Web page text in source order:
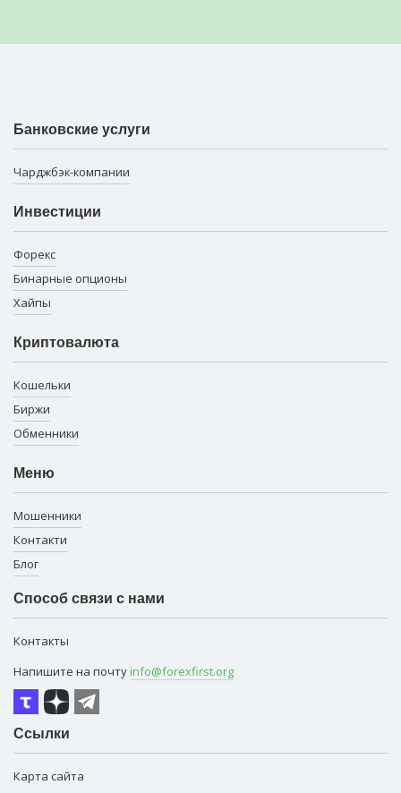
Банковские услуги
Чарджбэк-компании
Инвестиции
Форекс
Бинарные опционы
Хайпы
Криптовалюта
Кошельки
Биржи
Обменники
Меню
Мошенники
Контакти
Блог
Способ связи с нами
Контакты
Напишите на почту info@forexfirst.org
Ссылки
Карта сайта